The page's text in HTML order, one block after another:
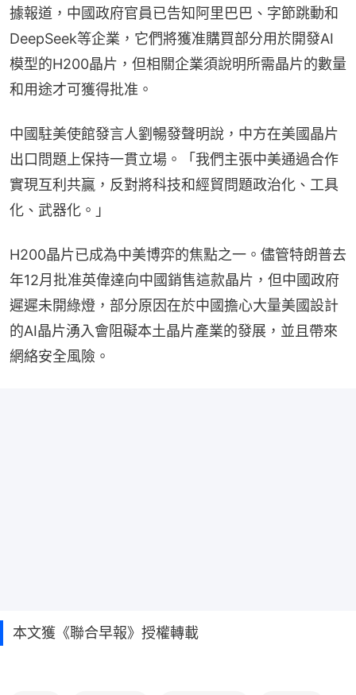
據報道，中國政府官員已告知阿里巴巴、字節跳動和
DeepSeek等企業，它們將獲准購買部分用於開發AI
模型的H200晶片，但相關企業須說明所需晶片的數量
和用途才可獲得批准。
中國駐美使館發言人劉暢發聲明說，中方在美國晶片
出口問題上保持一貫立場。「我們主張中美通過合作
實現互利共贏，反對將科技和經貿問題政治化、工具
化、武器化。」
H200晶片已成為中美博弈的焦點之一。儘管特朗普去
年12月批准英偉達向中國銷售這款晶片，但中國政府
遲遲未開綠燈，部分原因在於中國擔心大量美國設計
的AI晶片湧入會阻礙本土晶片產業的發展，並且帶來
網絡安全風險。
本文獲《聯合早報》授權轉載